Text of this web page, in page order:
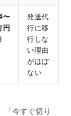
〜
円
発送代
行に移
行しな
い理由
がほぼ
ない
「今すぐ切り